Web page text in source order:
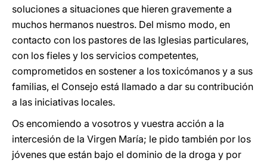
soluciones a situaciones que hieren gravemente a
muchos hermanos nuestros. Del mismo modo, en
contacto con los pastores de las Iglesias particulares,
con los fieles y los servicios competentes,
comprometidos en sostener a los toxicómanos y a sus
familias, el Consejo está llamado a dar su contribución
a las iniciativas locales.
Os encomiendo a vosotros y vuestra acción a la
intercesión de la Virgen María; le pido también por los
jóvenes que están bajo el dominio de la droga y por